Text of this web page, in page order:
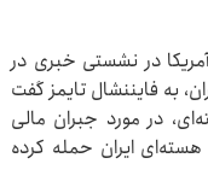
در نشستی خبری در
به فایننشال تایمز گفت
در مورد جبران مالی
ایران حمله کرده